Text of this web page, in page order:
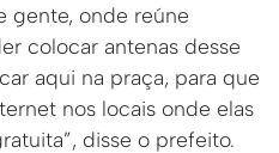
gente, onde reúne
colocar antenas desse
aqui na praça, para que
nos locais onde elas
disse o prefeito.